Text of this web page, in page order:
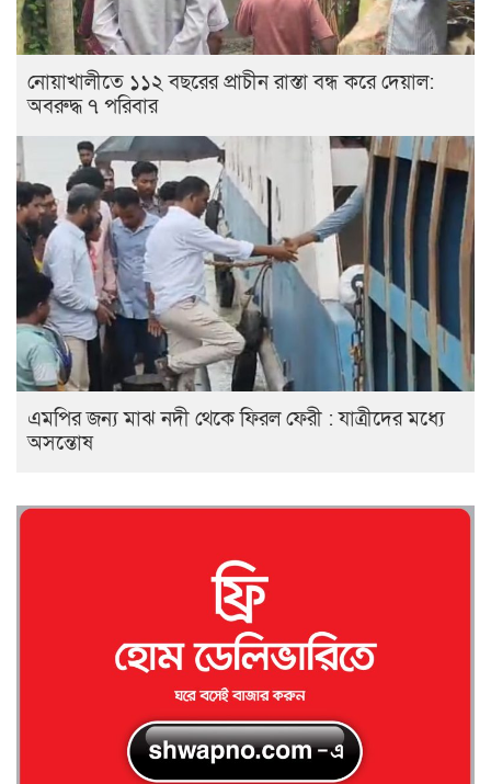
নোয়াখালীতে ১১২ বছরের প্রাচীন রাস্তা বন্ধ করে দেয়াল:
অবরুদ্ধ ৭ পরিবার
এমপির জন্য মাঝ নদী থেকে ফিরল ফেরী : যাত্রীদের মধ্যে
অসন্তোষ